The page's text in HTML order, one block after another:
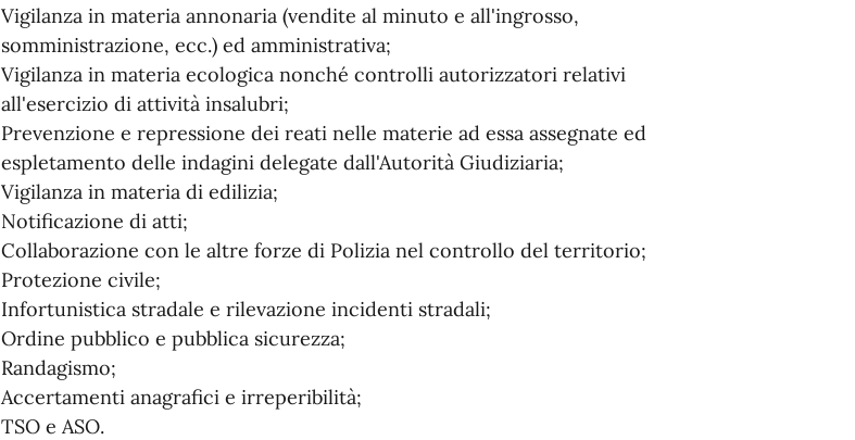
Vigilanza in materia annonaria (vendite al minuto e all'ingrosso,
somministrazione, ecc.) ed amministrativa;
Vigilanza in materia ecologica nonché controlli autorizzatori relativi
all'esercizio di attività insalubri;
Prevenzione e repressione dei reati nelle materie ad essa assegnate ed
espletamento delle indagini delegate dall'Autorità Giudiziaria;
Vigilanza in materia di edilizia;
Notificazione di atti;
Collaborazione con le altre forze di Polizia nel controllo del territorio;
Protezione civile;
Infortunistica stradale e rilevazione incidenti stradali;
Ordine pubblico e pubblica sicurezza;
Randagismo;
Accertamenti anagrafici e irreperibilità;
TSO e ASO.